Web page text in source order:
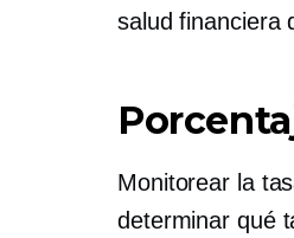
salud financiera
Monitorear la
determinar qué